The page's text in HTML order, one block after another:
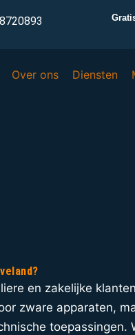
Over ons Diensten
en zakelijke
zware apparaten,
toepassingen.